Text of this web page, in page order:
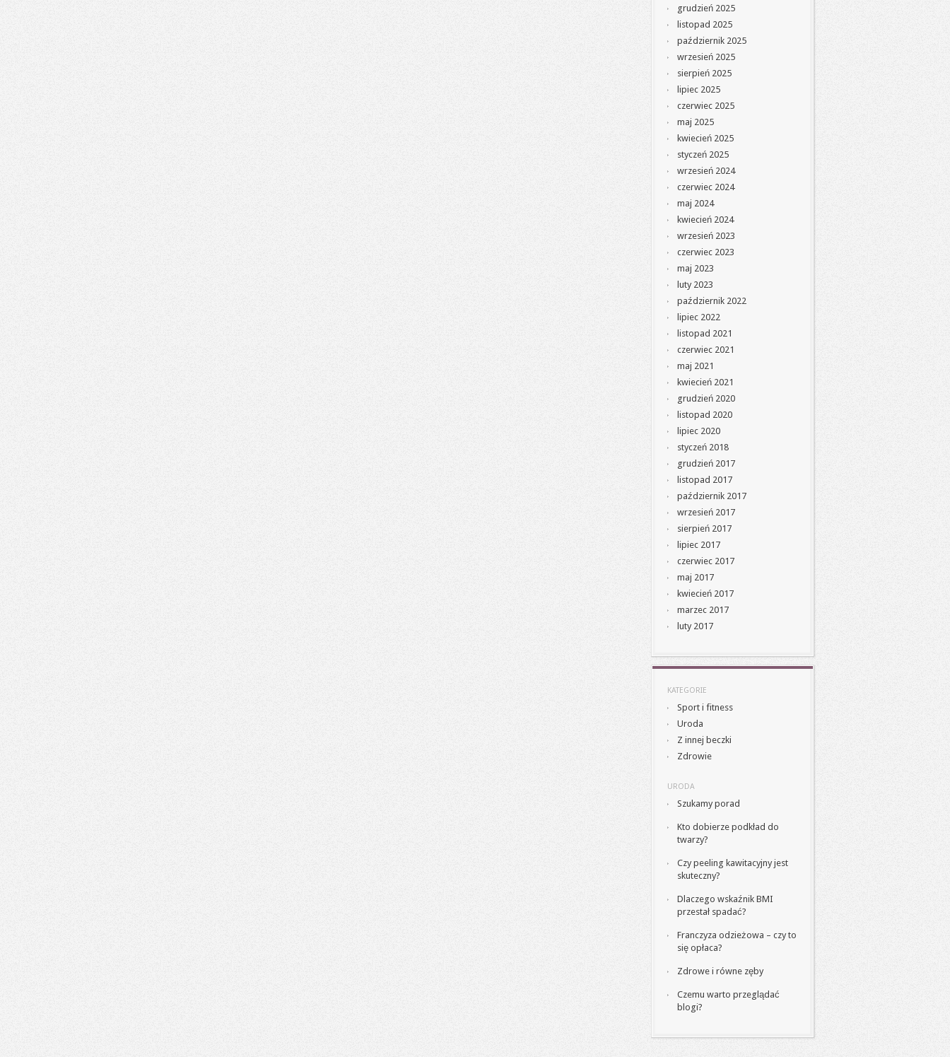
grudzień 2025
listopad 2025
październik 2025
wrzesień 2025
sierpień 2025
lipiec 2025
czerwiec 2025
maj 2025
kwiecień 2025
styczeń 2025
wrzesień 2024
czerwiec 2024
maj 2024
kwiecień 2024
wrzesień 2023
czerwiec 2023
maj 2023
luty 2023
październik 2022
lipiec 2022
listopad 2021
czerwiec 2021
maj 2021
kwiecień 2021
grudzień 2020
listopad 2020
lipiec 2020
styczeń 2018
grudzień 2017
listopad 2017
październik 2017
wrzesień 2017
sierpień 2017
lipiec 2017
czerwiec 2017
maj 2017
kwiecień 2017
marzec 2017
luty 2017
KATEGORIE
Sport i fitness
Uroda
Z innej beczki
Zdrowie
URODA
Szukamy porad
Kto dobierze podkład do
twarzy?
Czy peeling kawitacyjny jest
skuteczny?
Dlaczego wskaźnik BMI
przestał spadać?
Franczyza odzieżowa – czy to
się opłaca?
Zdrowe i równe zęby
Czemu warto przeglądać
blogi?